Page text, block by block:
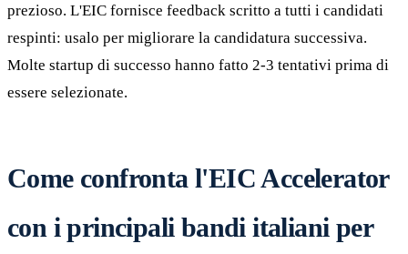
prezioso. L'EIC fornisce feedback scritto a tutti i candidati
respinti: usalo per migliorare la candidatura successiva.
Molte startup di successo hanno fatto 2-3 tentativi prima di
essere selezionate.
Come confronta l'EIC Accelerator
con i principali bandi italiani per